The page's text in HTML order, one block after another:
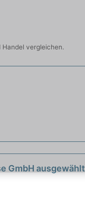
Handel vergleichen.
GmbH ausgewählt